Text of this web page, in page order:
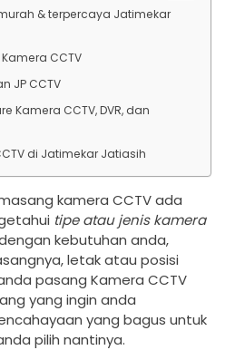
& terpercaya Jatimekar
CCTV
JP CCTV
Kamera CCTV, DVR, dan
di Jatimekar Jatiasih
kamera CCTV ada
tipe atau jenis kamera
kebutuhan anda,
letak atau posisi
pasang Kamera CCTV
yang ingin anda
yang bagus untuk
pilih nantinya.